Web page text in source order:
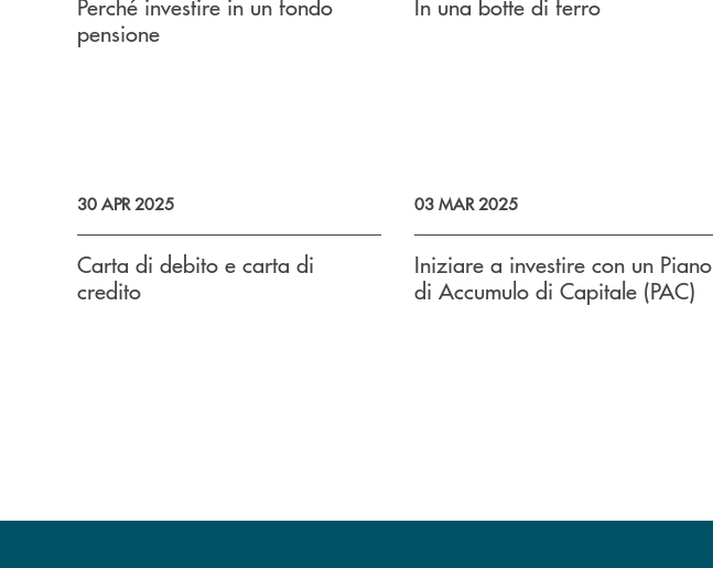
Perché investire in un fondo
pensione
In una botte di ferro
30 APR 2025
Carta di debito e carta di
credito
03 MAR 2025
Iniziare a investire con un Piano
di Accumulo di Capitale (PAC)